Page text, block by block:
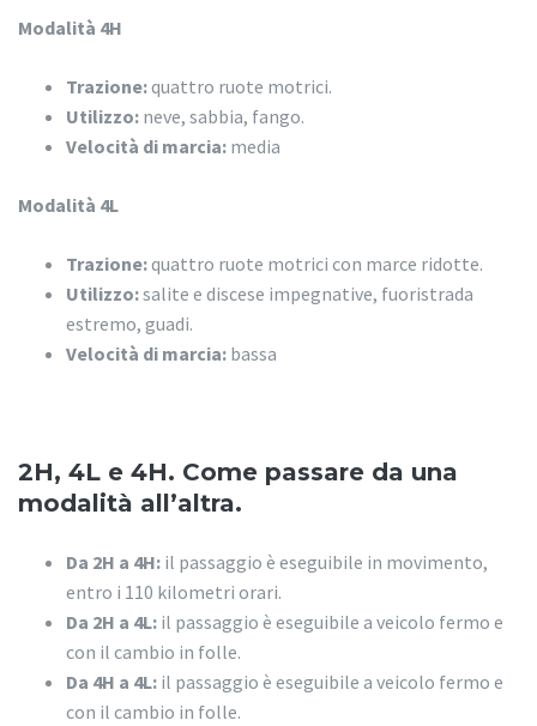
Modalità 4H
Trazione:quattro ruote motrici.
Utilizzo: neve, sabbia, fango.
Velocità di marcia: media
Modalità 4L
Trazione:quattro ruote motrici con marce ridotte.
Utilizzo:salite e discese impegnative, fuoristrada
estremo, guadi.
Velocità di marcia: bassa
2H, 4L e 4H. Come passare da una
modalità all’altra.
Da 2H a 4H: il passaggio è eseguibile in movimento,
entro i 110 kilometri orari.
Da 2H a 4L: il passaggio è eseguibile a veicolo fermo e
con il cambio in folle.
Da 4H a 4L: il passaggio è eseguibile a veicolo fermo e
con il cambio in folle.